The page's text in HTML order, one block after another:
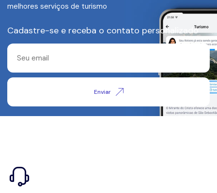
melhores serviços de turismo
Cadastre-se e receba o contato personalizado
Enviar